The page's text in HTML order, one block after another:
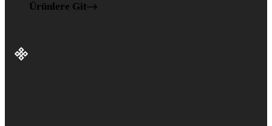
Ürünlere Git